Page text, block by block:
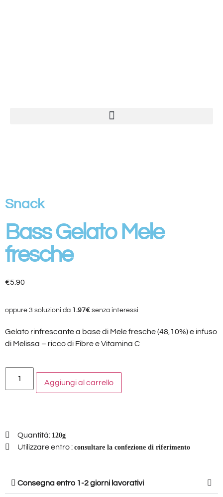
Snack
Bass Gelato Mele
fresche
€5.90
oppure 3 soluzioni da 1.97€ senza interessi
Gelato rinfrescante a base di Mele fresche (48,10%) e infuso
di Melissa – ricco di Fibre e Vitamina C
Aggiungi al carrello
Quantità: 120g
Utilizzare entro :consultare la confezione di riferimento
Consegna entro 1-2giorni lavorativi